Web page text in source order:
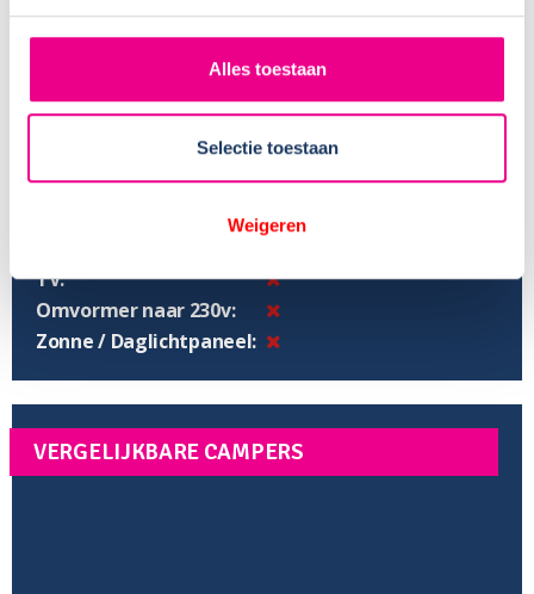
Alles toestaan
Selectie toestaan
Weigeren
Grootte koelkast:
Warm water boiler:
Inh. schoonwatertank:
Inhoud vuilwatertank:
TV:
Omvormer naar 230v:
Zonne / Daglichtpaneel:
VERGELIJKBARE CAMPERS